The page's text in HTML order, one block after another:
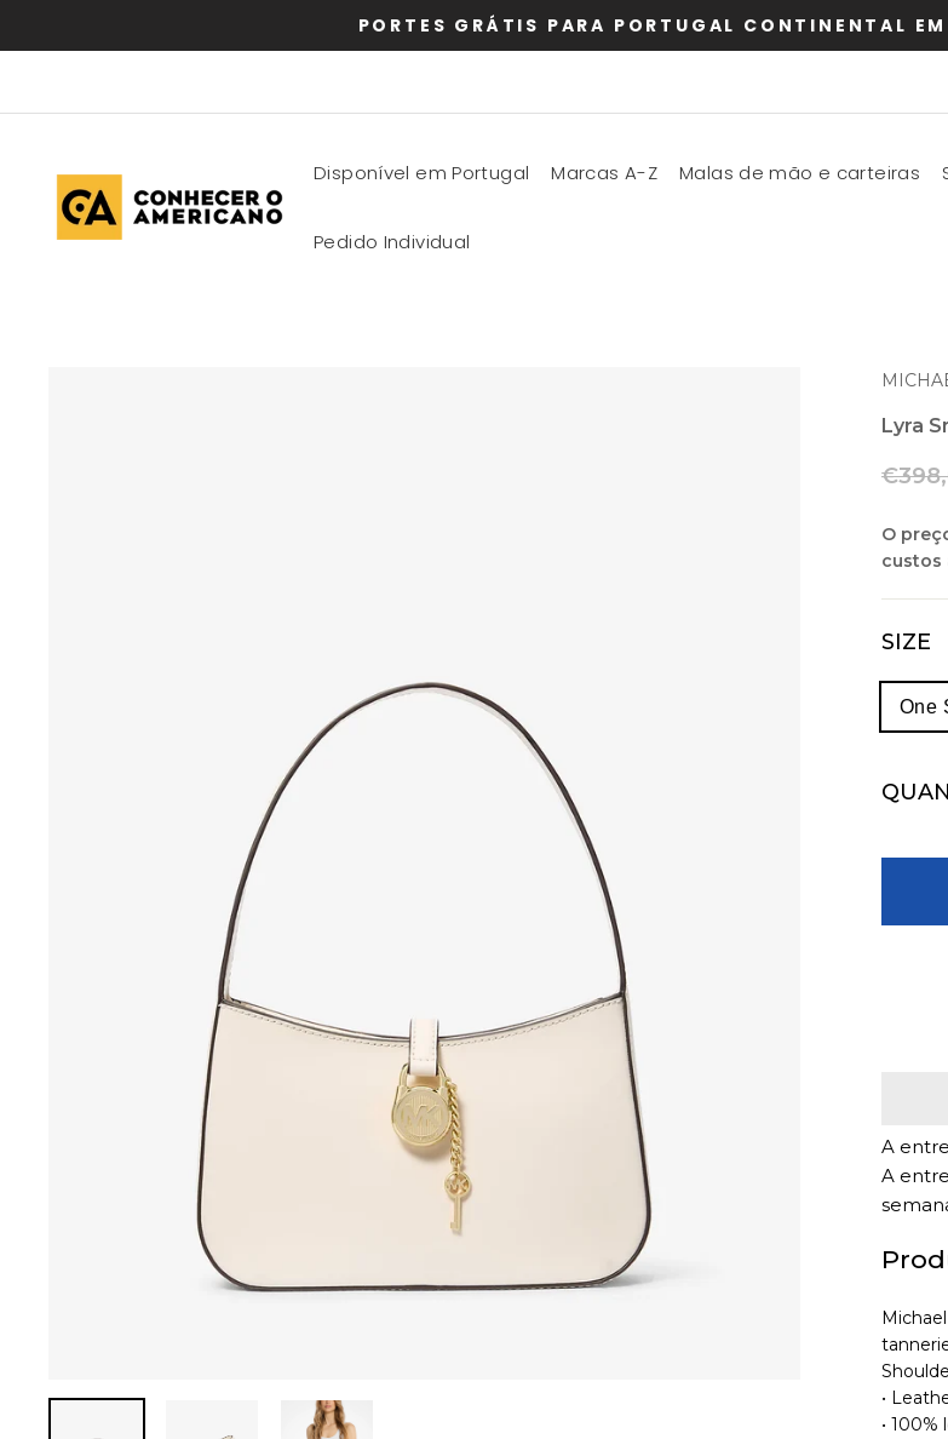
PORTES GRÁTIS PARA PORTUGAL CONTINENTAL
Disponível em Portugal Marcas A-Z Malas de mão e carteiras
Pedido Individual
Lyra
Preço
O
custos
SIZE
One
A
A
•
• 100%